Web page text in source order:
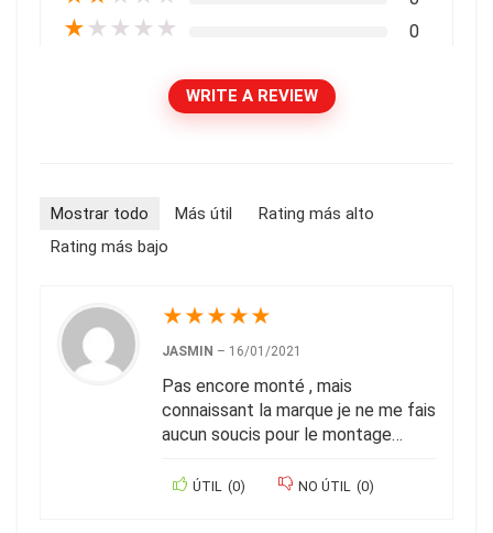
★ ★ ★ ★ ★ 0
WRITE A REVIEW
Mostrar todo Más útil
Rating más alto
Rating más bajo
★★★★★
JASMIN – 16/01/2021
Pas encore monté , mais
connaissant la marque je ne me fais
aucun soucis pour le montage…
ÚTIL (0) NO ÚTIL (0)